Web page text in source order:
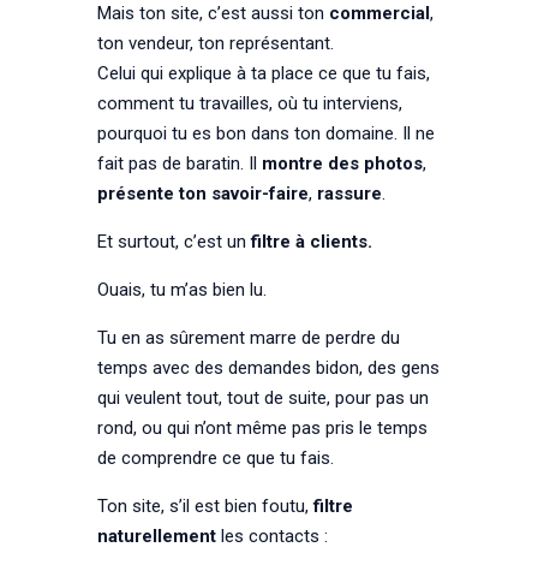
Mais ton site, c’est aussi ton commercial,
ton vendeur, ton représentant.
Celui qui explique à ta place ce que tu fais,
comment tu travailles, où tu interviens,
pourquoi tu es bon dans ton domaine. Il ne
fait pas de baratin. Il montre des photos,
présente ton savoir-faire, rassure.
Et surtout, c’est unfiltre à clients.
Ouais, tu m’as bien lu.
Tu en as sûrement marre de perdre du
temps avec des demandes bidon, des gens
qui veulent tout, tout de suite, pour pas un
rond, ou qui n’ont même pas pris le temps
de comprendre ce que tu fais.
Ton site, s’il est bien foutu,filtre
naturellementles contacts :